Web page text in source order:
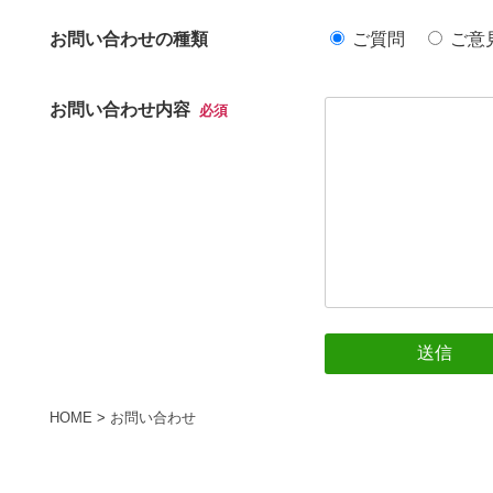
HOME > お問い合わせ
お問い合わせの種類 ご質問 ご意
お問い合わせ内容 必須